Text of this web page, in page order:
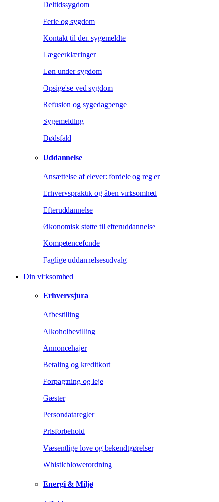
Deltidssygdom
Ferie og sygdom
Kontakt til den sygemeldte
Lægeerklæringer
Løn under sygdom
Opsigelse ved sygdom
Refusion og sygedagpenge
Sygemelding
Dødsfald
Uddannelse
Ansættelse af elever: fordele og regler
Erhvervspraktik og åben virksomhed
Efteruddannelse
Økonomisk støtte til efteruddannelse
Kompetencefonde
Faglige uddannelsesudvalg
Din virksomhed
Erhvervsjura
Afbestilling
Alkoholbevilling
Annoncehajer
Betaling og kreditkort
Forpagtning og leje
Gæster
Persondataregler
Prisforbehold
Væsentlige love og bekendtgørelser
Whistleblowerordning
Energi & Miljø